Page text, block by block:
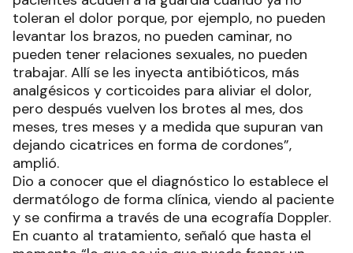
toleran el dolor porque, por ejemplo, no pueden
levantar los brazos, no pueden caminar, no
pueden tener relaciones sexuales, no pueden
trabajar. Allí se les inyecta antibióticos, más
analgésicos y corticoides para aliviar el dolor,
pero después vuelven los brotes al mes, dos
meses, tres meses y a medida que supuran van
dejando cicatrices en forma de cordones”,
amplió.
Dio a conocer que el diagnóstico lo establece el
dermatólogo de forma clínica, viendo al paciente
y se confirma a través de una ecografía Doppler.
En cuanto al tratamiento, señaló que hasta el